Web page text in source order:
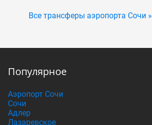
Все трансферы аэропорта Сочи »
Популярное
Аэропорт Сочи
Сочи
Адлер
Лазаревское